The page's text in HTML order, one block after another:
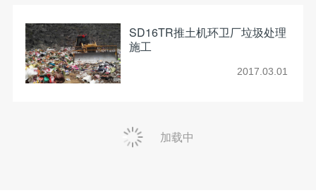
SD16TR推土机环卫厂垃圾处理
施工
2017.03.01
加载中